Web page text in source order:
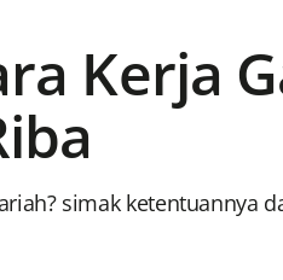
Kerja
simak ketentuannya